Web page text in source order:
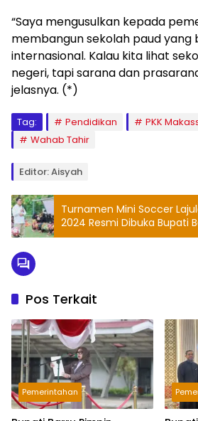
“Saya mengusulkan kepada
membangun sekolah paud yang
internasional. Kalau kita lihat
negeri, tapi sarana dan
jelasnya. (*)
Tag: Pendidikan
PKK
Wahab Tahir
Editor: Aisyah
Turnamen Mini Soccer
2024 Resmi Dibuka Bupati
Pos Terkait
Pemerintahan